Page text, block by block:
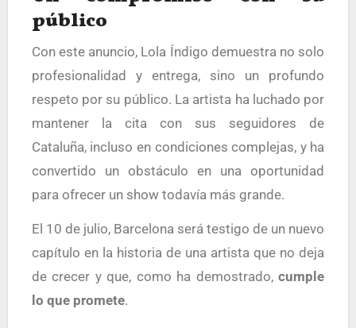
público
Con este anuncio, Lola Índigo demuestra no solo
profesionalidad y entrega, sino un profundo
respeto por su público. La artista ha luchado por
mantener la cita con sus seguidores de
Cataluña, incluso en condiciones complejas, y ha
convertido un obstáculo en una oportunidad
para ofrecer un show todavía más grande.
El 10 de julio, Barcelona será testigo de un nuevo
capítulo en la historia de una artista que no deja
de crecer y que, como ha demostrado,cumple
lo que promete.